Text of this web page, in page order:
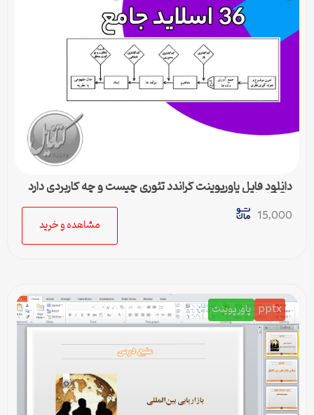
دانلود فایل پاورپوینت گراندد تئوری چیست و چه کاربردی دارد
15,000
مشاهده و خرید
pptx پاورپوینت